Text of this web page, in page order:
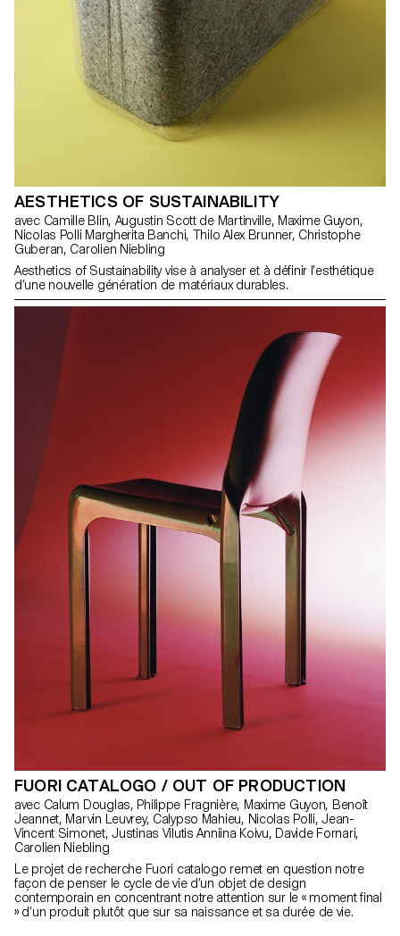
AESTHETICS OF SUSTAINABILITY
avec Camille Blin, Augustin Scott de Martinville, Maxime Guyon,
Nicolas Polli Margherita Banchi, Thilo Alex Brunner, Christophe
Guberan, Carolien Niebling
Aesthetics of Sustainability vise à analyser et à définir l’esthétique
d’une nouvelle génération de matériaux durables.
FUORI CATALOGO / OUT OF PRODUCTION
avec Calum Douglas, Philippe Fragnière, Maxime Guyon, Benoît
Jeannet, Marvin Leuvrey, Calypso Mahieu, Nicolas Polli, Jean-
Vincent Simonet, Justinas Vilutis Anniina Koivu, Davide Fornari,
Carolien Niebling
Le projet de recherche Fuori catalogo remet en question notre
façon de penser le cycle de vie d’un objet de design
contemporain en concentrant notre attention sur le « moment final
» d’un produit plutôt que sur sa naissance et sa durée de vie.